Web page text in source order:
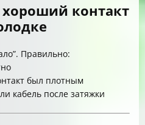
хороший контакт
Правильно:
был плотным
кабель после затяжки